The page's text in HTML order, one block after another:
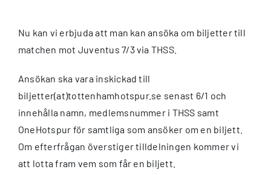
Nu kan vi erbjuda att man kan ansöka om biljetter till
matchen mot Juventus 7/3 via THSS.
Ansökan ska vara inskickad till
biljetter(at)tottenhamhotspur.se senast 6/1 och
innehålla namn, medlemsnummer i THSS samt
OneHotspur för samtliga som ansöker om en biljett.
Om efterfrågan överstiger tilldelningen kommer vi
att lotta fram vem som får en biljett.